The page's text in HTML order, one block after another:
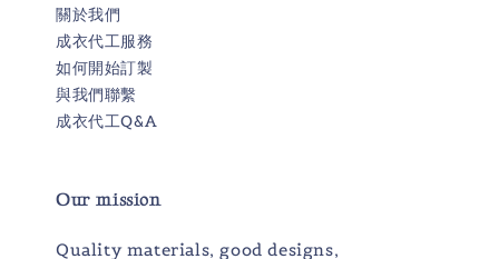
關於我們
成衣代工服務
如何開始訂製
與我們聯繫
成衣代工Q&A
Our mission
Quality materials, good designs,